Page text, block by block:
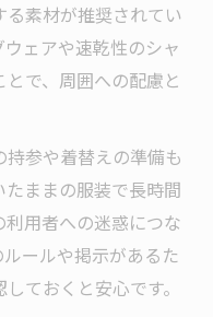
素材が推奨されてい
ェアや速乾性のシャ
で、周囲への配慮と
参や着替えの準備も
ままの服装で長時間
用者への迷惑につな
ールや掲示があるた
ておくと安心です。